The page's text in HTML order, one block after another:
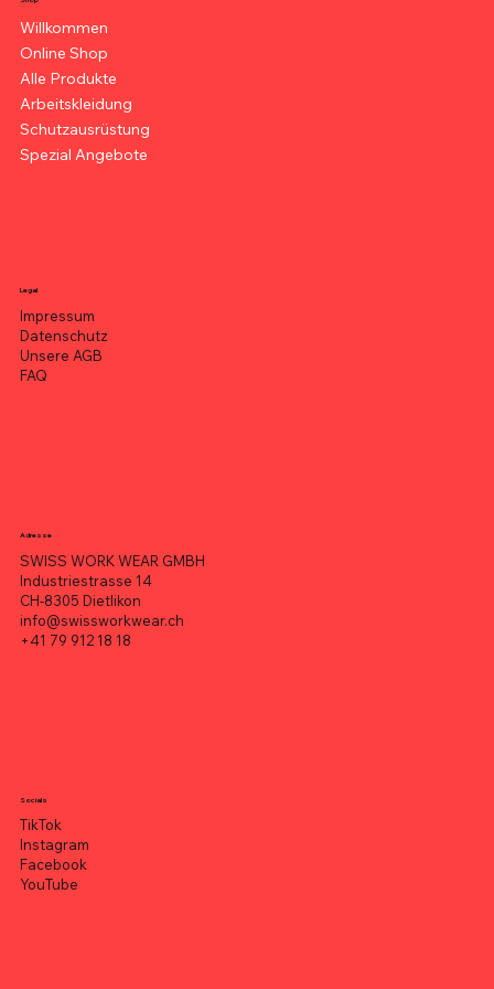
Willkommen
Online Shop
Alle Produkte
Arbeitskleidung
Schutzausrüstung
Spezial Angebote
Legal
Impressum
Datenschutz
Unsere AGB
FAQ
Adresse
SWISS WORK WEAR GMBH
Industriestrasse 14
CH-8305 Dietlikon
info@swissworkwear.ch
+41 79 912 18 18
Socials
TikTok
Instagram
Facebook
YouTube